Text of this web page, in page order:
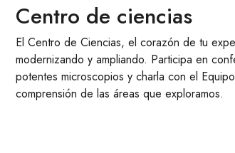
Centro de ciencias
El Centro de Ciencias, el corazón de tu
modernizando y ampliando. Participa en
potentes microscopios y charla con el
comprensión de las áreas que exploramos.